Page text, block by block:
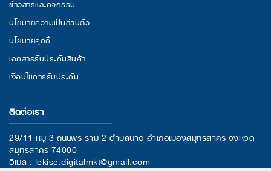
ข่าวสารและกิจกรรม
นโยบายความเป็นส่วนตัว
นโยบายคุกกี้
เอกสารรับประกันสินค้า
เงื่อนไขการรับประกัน
ติดต่อเรา
29/11 หมู่ 3 ถนนพระราม 2 ตำบลนาดี อำเภอเมืองสมุทรสาคร จังหวัด
สมุทรสาคร 74000
อีเมล : lekise.digitalmkt@gmail.com